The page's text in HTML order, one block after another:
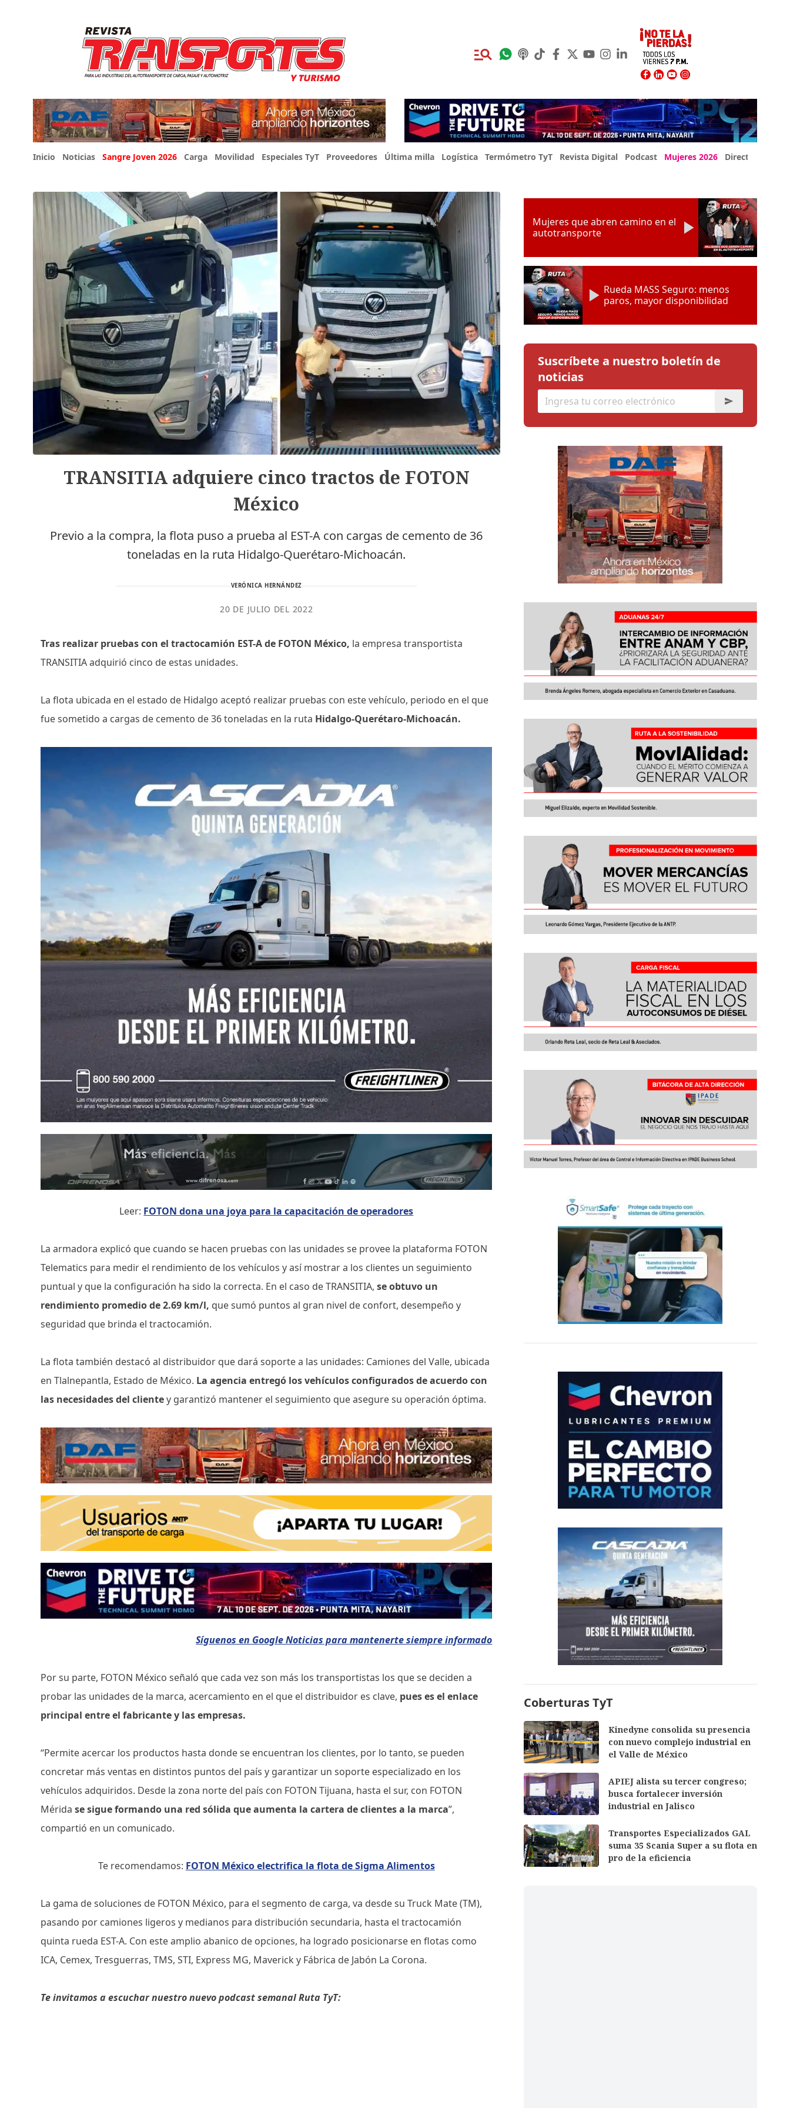
Inicio Noticias Sangre Joven 2026 Carga Movilidad Especiales TyT Proveedores Última milla Logística Termómetro TyT Revista Digital Podcast Mujeres 2026 Directorio Expo
TRANSITIA adquiere cinco tractos de FOTON
México
Previo a la compra, la flota puso a prueba al EST-A con cargas de cemento de 36
toneladas en la ruta Hidalgo-Querétaro-Michoacán.
VERÓNICA HERNÁNDEZ
20 DE JULIO DEL 2022
Tras realizar pruebas con el tractocamión EST-A de FOTON México, la empresa transportista
TRANSITIA adquirió cinco de estas unidades.
La flota ubicada en el estado de Hidalgo aceptó realizar pruebas con este vehículo, periodo en el que
fue sometido a cargas de cemento de 36 toneladas en la ruta Hidalgo-Querétaro-Michoacán.
Leer: FOTON dona una joya para la capacitación de operadores
La armadora explicó que cuando se hacen pruebas con las unidades se provee la plataforma FOTON
Telematics para medir el rendimiento de los vehículos y así mostrar a los clientes un seguimiento
puntual y que la configuración ha sido la correcta. En el caso de TRANSITIA,se obtuvo un
rendimiento promedio de 2.69 km/l, que sumó puntos al gran nivel de confort, desempeño y
seguridad que brinda el tractocamión.
La flota también destacó al distribuidor que dará soporte a las unidades: Camiones del Valle, ubicada
en Tlalnepantla, Estado de México. La agencia entregó los vehículos configurados de acuerdo con
las necesidades del clientey garantizó mantener el seguimiento que asegure su operación óptima.
Síguenos en Google Noticias para mantenerte siempre informado
Por su parte, FOTON México señaló que cada vez son más los transportistas los que se deciden a
probar las unidades de la marca, acercamiento en el que el distribuidor es clave, pues es el enlace
principal entre el fabricante y las empresas.
“Permite acercar los productos hasta donde se encuentran los clientes, por lo tanto, se pueden
concretar más ventas en distintos puntos del país y garantizar un soporte especializado en los
vehículos adquiridos. Desde la zona norte del país con FOTON Tijuana, hasta el sur, con FOTON
Méridase sigue formando una red sólida que aumenta la cartera de clientes a la marca”,
compartió en un comunicado.
Te recomendamos: FOTON México electrifica la flota de Sigma Alimentos
La gama de soluciones de FOTON México, para el segmento de carga, va desde su Truck Mate (TM),
pasando por camiones ligeros y medianos para distribución secundaria, hasta el tractocamión
quinta rueda EST-A. Con este amplio abanico de opciones, ha logrado posicionarse en flotas como
ICA, Cemex, Tresguerras, TMS, STI, Express MG, Maverick y Fábrica de Jabón La Corona.
Te invitamos a escuchar nuestro nuevo podcast semanal Ruta TyT:
Mujeres que abren camino en el
autotransporte
Rueda MASS Seguro: menos
paros, mayor disponibilidad
Suscríbete a nuestro boletín de
noticias
Coberturas TyT
Kinedyne consolida su presencia
con nuevo complejo industrial en
el Valle de México
APIEJ alista su tercer congreso;
busca fortalecer inversión
industrial en Jalisco
Transportes Especializados GAL
suma 35 Scania Super a su flota en
pro de la eficiencia